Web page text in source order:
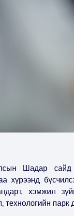
Шадар сайд
хүрээнд
хэмжил
технологийн парк